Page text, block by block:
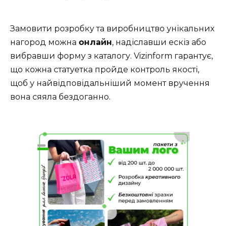
Замовити розробку та виробництво унікальних
нагород можна онлайн, надіславши ескіз або
вибравши форму з каталогу. Vizinform гарантує,
що кожна статуетка пройде контроль якості,
щоб у найвідповідальніший момент вручення
вона сяяла бездоганно.